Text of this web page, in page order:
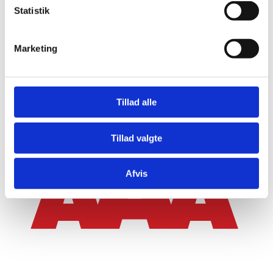
Statistik
Marketing
Tillad alle
Tillad valgte
Afvis
Nyttige links
Cookie- og privatlivspolitik